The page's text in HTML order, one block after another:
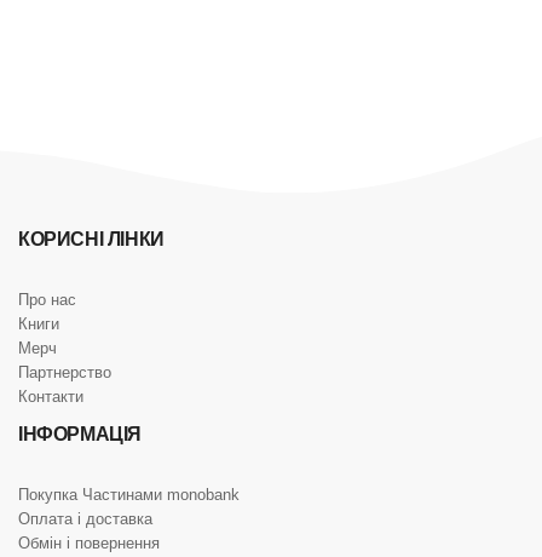
КОРИСНІ ЛІНКИ
Про нас
Книги
Мерч
Партнерство
Контакти
ІНФОРМАЦІЯ
Покупка Частинами monobank
Оплата і доставка
Обмін і повернення